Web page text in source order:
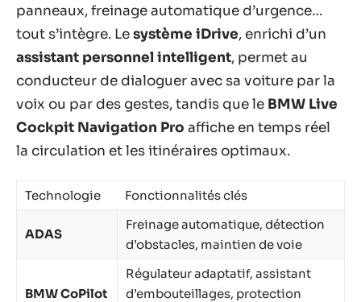
panneaux, freinage automatique d’urgence…
tout s’intègre. Lesystème iDrive, enrichi d’un
assistant personnel intelligent, permet au
conducteur de dialoguer avec sa voiture par la
voix ou par des gestes, tandis que le BMW Live
Cockpit Navigation Pro affiche en temps réel
la circulation et les itinéraires optimaux.
Technologie Fonctionnalités clés
ADAS
Freinage automatique, détection
d’obstacles, maintien de voie
BMW CoPilot
Régulateur adaptatif, assistant
d’embouteillages, protection